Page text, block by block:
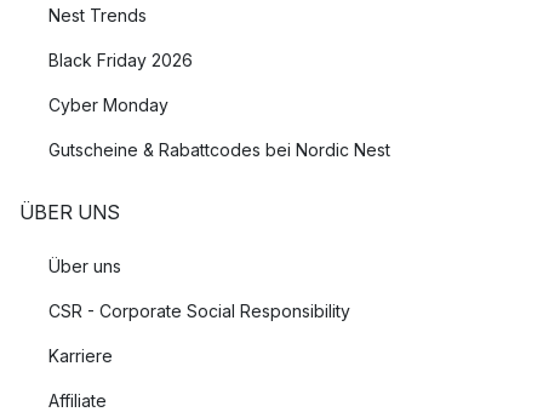
Nest Trends
Black Friday 2026
Cyber Monday
Gutscheine & Rabattcodes bei Nordic Nest
ÜBER UNS
Über uns
CSR - Corporate Social Responsibility
Karriere
Affiliate